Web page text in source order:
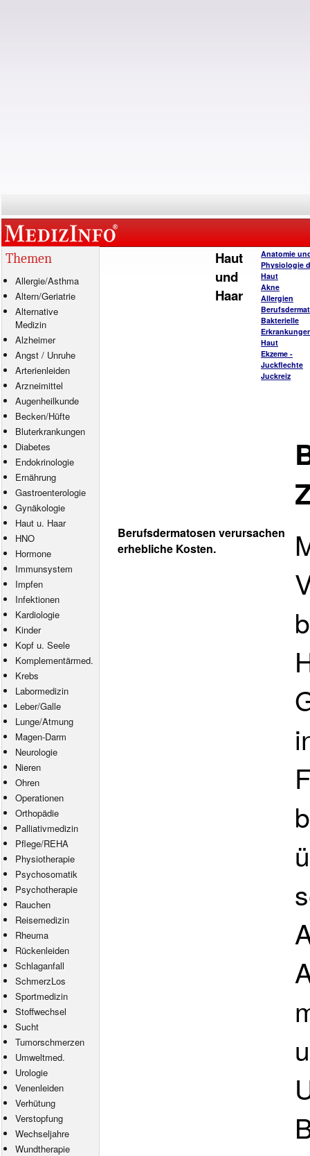
Haut
und
Haar
Anatomie
Physiologie
Haut
Akne
Allergien
Bakterielle
Haut
Ekzeme -
Juckflechte
Juckreiz
Themen
Allergie/Asthma
Altern/Geriatrie
Alternative
Medizin
Alzheimer
Angst / Unruhe
Arterienleiden
Arzneimittel
Augenheilkunde
Becken/Hüfte
Bluterkrankungen
Diabetes
Endokrinologie
Ernährung
Gastroenterologie
Gynäkologie
Haut u. Haar
HNO
Hormone
Immunsystem
Impfen
Infektionen
Kardiologie
Kinder
Kopf u. Seele
Komplementärmed.
Krebs
Labormedizin
Leber/Galle
Lunge/Atmung
Magen-Darm
Neurologie
Nieren
Ohren
Operationen
Orthopädie
Palliativmedizin
Pflege/REHA
Physiotherapie
Psychosomatik
Psychotherapie
Rauchen
Reisemedizin
Rheuma
Rückenleiden
Schlaganfall
SchmerzLos
Sportmedizin
Stoffwechsel
Sucht
Tumorschmerzen
Umweltmed.
Urologie
Venenleiden
Verhütung
Verstopfung
Wechseljahre
Wundtherapie
Berufsdermatosen verursachen
erhebliche Kosten.